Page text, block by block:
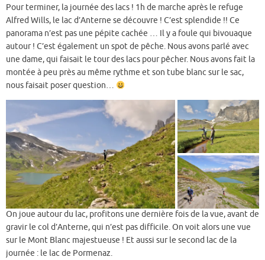
Pour terminer, la journée des lacs ! 1h de marche après le refuge
Alfred Wills, le lac d’Anterne se découvre ! C’est splendide !! Ce
panorama n’est pas une pépite cachée … Il y a foule qui bivouaque
autour ! C’est également un spot de pêche. Nous avons parlé avec
une dame, qui faisait le tour des lacs pour pêcher. Nous avons fait la
montée à peu près au même rythme et son tube blanc sur le sac,
nous faisait poser question…
On joue autour du lac, profitons une dernière fois de la vue, avant de
gravir le col d’Anterne, qui n’est pas difficile. On voit alors une vue
sur le Mont Blanc majestueuse ! Et aussi sur le second lac de la
journée : le lac de Pormenaz.